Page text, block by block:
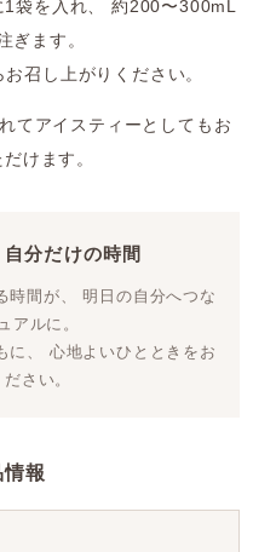
1袋を入れ、 約200〜300mL
ぎます。
召し上がりください。
てアイスティーとしてもお
けます。
分だけの時間
時間が、 明日の自分へつな
アルに。
に、 心地よいひとときをお
さい。
報